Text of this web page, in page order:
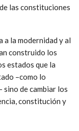
las constituciones
a la modernidad y al
construido los
estados que la
–como lo
de cambiar los
constitución y